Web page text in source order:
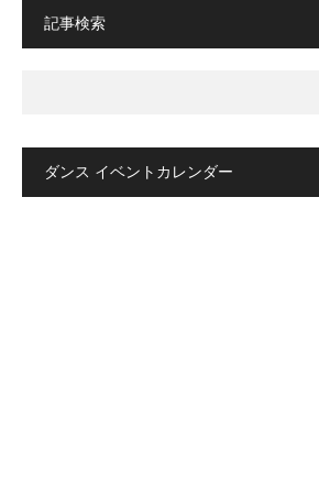
記事検索
ダンス イベントカレンダー